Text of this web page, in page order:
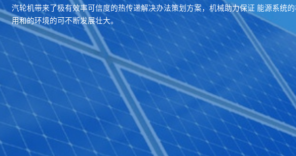
汽轮机带来了极有效率可信度的热传递解决办法策划方案，机械助力保证 能源系统
用和的环境的可不断发展壮大。